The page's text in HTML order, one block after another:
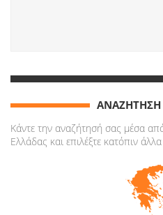
Κάντε την αναζήτησή σας μέσα
Ελλάδας και επιλέξτε κατόπιν άλλα